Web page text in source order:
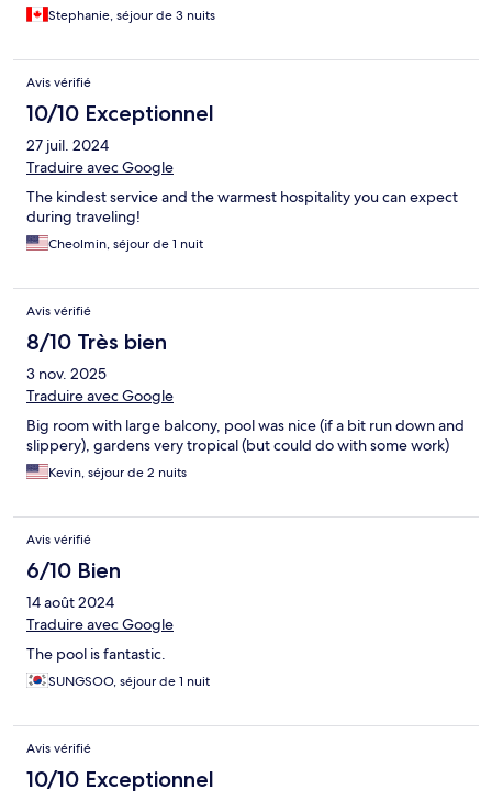
Stephanie, séjour de 3 nuits
Avis vérifié
10/10 Exceptionnel
27 juil. 2024
Traduire avec Google
The kindest service and the warmest hospitality you can expect
during traveling!
Cheolmin, séjour de 1 nuit
Avis vérifié
8/10 Très bien
3 nov. 2025
Traduire avec Google
Big room with large balcony, pool was nice (if a bit run down and
slippery), gardens very tropical (but could do with some work)
Kevin, séjour de 2 nuits
Avis vérifié
6/10 Bien
14 août 2024
Traduire avec Google
The pool is fantastic.
SUNGSOO, séjour de 1 nuit
Avis vérifié
10/10 Exceptionnel